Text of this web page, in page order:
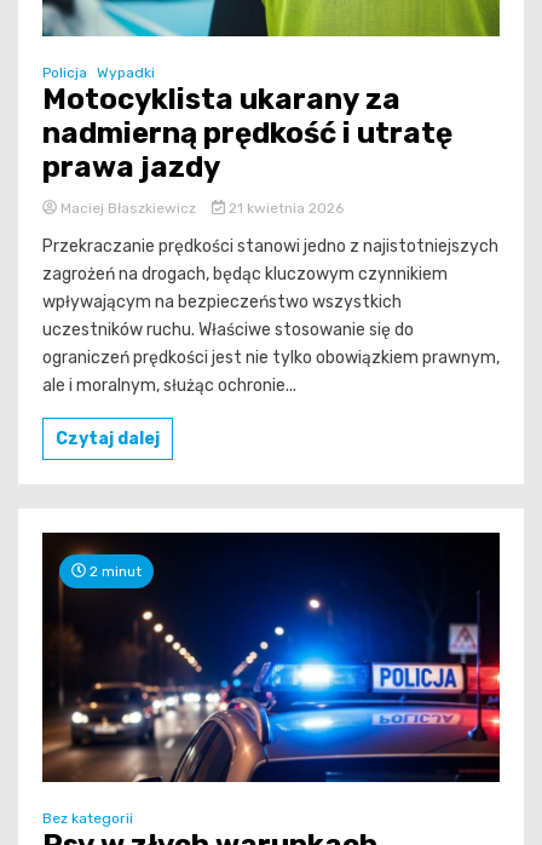
Policja Wypadki
Motocyklista ukarany za
nadmierną prędkość i utratę
prawa jazdy
Maciej Błaszkiewicz 21 kwietnia 2026
Przekraczanie prędkości stanowi jedno z najistotniejszych
zagrożeń na drogach, będąc kluczowym czynnikiem
wpływającym na bezpieczeństwo wszystkich
uczestników ruchu. Właściwe stosowanie się do
ograniczeń prędkości jest nie tylko obowiązkiem prawnym,
ale i moralnym, służąc ochronie...
Czytaj dalej
2 minut
Bez kategorii